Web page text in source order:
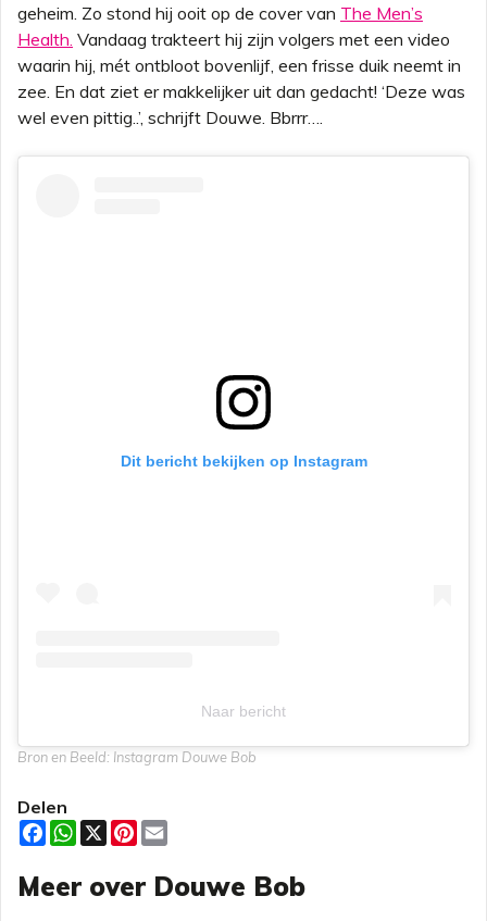
geheim. Zo stond hij ooit op de cover van The Men’s
Health. Vandaag trakteert hij zijn volgers met een video
waarin hij, mét ontbloot bovenlijf, een frisse duik neemt in
zee. En dat ziet er makkelijker uit dan gedacht! ‘Deze was
wel even pittig..’, schrijft Douwe. Bbrrr….
Dit bericht bekijken op Instagram
Naar bericht
Bron en Beeld: Instagram Douwe Bob
Delen
F
a
e
b
W
h
t
s
X
P
t
e
i
l
Meer over Douwe Bob